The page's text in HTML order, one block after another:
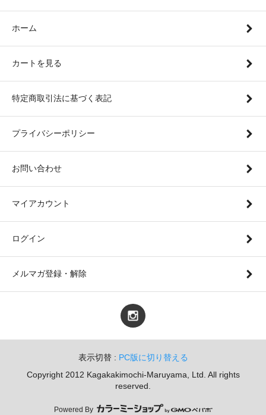
ホーム
カートを見る
特定商取引法に基づく表記
プライバシーポリシー
お問い合わせ
マイアカウント
ログイン
メルマガ登録・解除
表示切替 : PC版に切り替える
Copyright 2012 Kagakakimochi-Maruyama, Ltd. All rights
reserved.
Powered By